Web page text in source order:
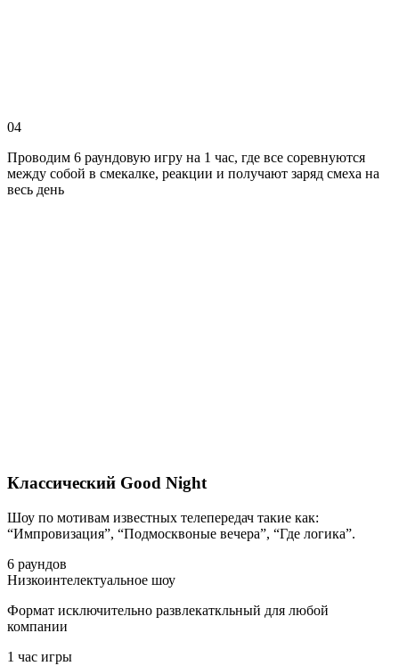
04
Проводим 6 раундовую игру на 1 час, где все соревнуются
между собой в смекалке, реакции и получают заряд смеха на
весь день
Классический Good Night
Шоу по мотивам известных телепередач такие как:
“Импровизация”, “Подмосквоные вечера”, “Где логика”.
6 раундов
Низкоинтелектуальное шоу
Формат исключительно развлекаткльный для любой
компании
1 час игры